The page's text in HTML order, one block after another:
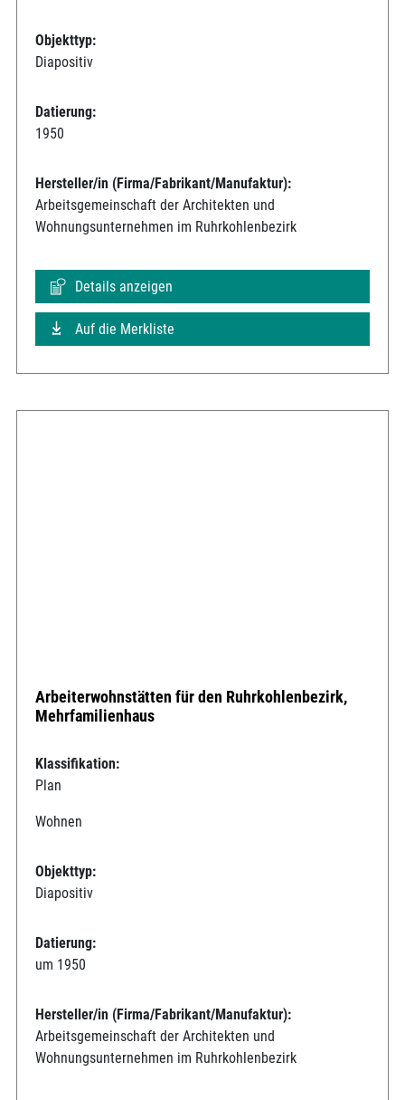
Objekttyp:
Diapositiv
Datierung:
1950
Hersteller/in (Firma/Fabrikant/Manufaktur):
Arbeitsgemeinschaft der Architekten und
Wohnungsunternehmen im Ruhrkohlenbezirk
Details anzeigen
Auf die Merkliste
Arbeiterwohnstätten für den Ruhrkohlenbezirk,
Mehrfamilienhaus
Klassifikation:
Plan
Wohnen
Objekttyp:
Diapositiv
Datierung:
um 1950
Hersteller/in (Firma/Fabrikant/Manufaktur):
Arbeitsgemeinschaft der Architekten und
Wohnungsunternehmen im Ruhrkohlenbezirk